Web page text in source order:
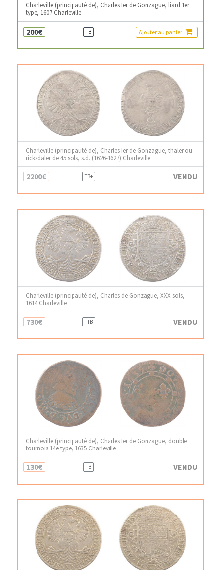
Charleville (principauté de), Charles Ier de Gonzague, liard 1er
type, 1607 Charleville
200€ TB Ajouter au panier
Charleville (principauté de), Charles Ier de Gonzague, thaler ou
ricksdaler de 45 sols, s.d. (1626-1627) Charleville
2200€ TB+ VENDU
Charleville (principauté de), Charles de Gonzague, XXX sols,
1614 Charleville
730€ TTB VENDU
Charleville (principauté de), Charles Ier de Gonzague, double
tournois 14e type, 1635 Charleville
130€ TB VENDU